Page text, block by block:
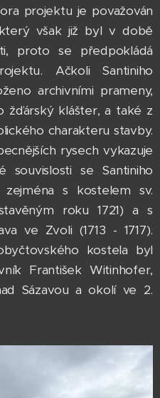
projektu je považován
který však již byl v době
proto se předpokládá
Ačkoli Santiniho
archivními prameny,
žďárský klášter, a také z
charakteru stavby.
rysech vykazuje
souvislosti se Santiniho
s kostelem sv.
roku 1721) a s
ve Zvoli (1713 - 1717).
kostela byl
František Witinhofer,
Sázavou a okolí ve 2.